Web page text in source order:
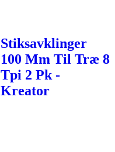
Stiksavklinger
100 Mm Til Træ 8
Tpi 2 Pk -
Kreator